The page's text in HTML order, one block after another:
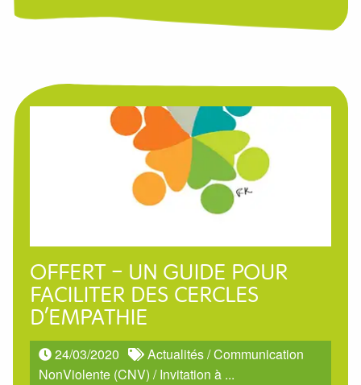
OFFERT – UN GUIDE POUR
FACILITER DES CERCLES
D’EMPATHIE
24/03/2020 Actualités/Communication
NonViolente (CNV) /Invitation à ...